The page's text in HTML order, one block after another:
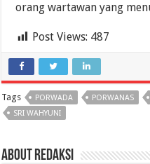
orang wartawan yang
Post Views: 487
Tags PORWADA PORWANAS
SRI WAHYUNI
About Redaksi